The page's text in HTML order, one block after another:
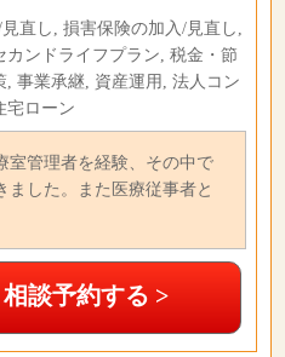
直し, 損害保険の加入/見直し,
カンドライフプラン, 税金・節
, 事業承継, 資産運用, 法人コン
宅ローン
室管理者を経験、その中で
ました。また医療従事者と
談予約する >